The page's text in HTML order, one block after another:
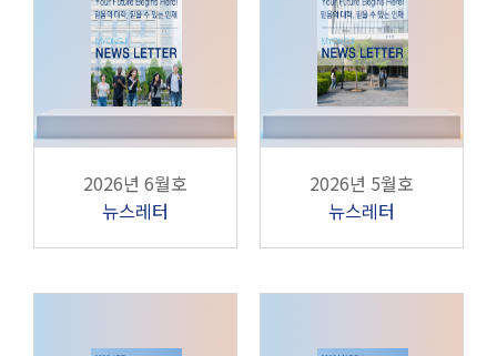
2026년 6월호
뉴스레터
2026년 5월호
뉴스레터